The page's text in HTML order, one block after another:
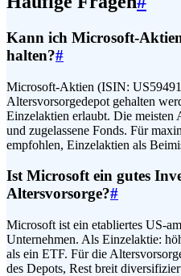
Kann ich Microsoft-
halten?#
Microsoft-Aktien (ISIN:
Altersvorsorgedepot gehalten
Einzelaktien erlaubt. Die meisten
und zugelassene Fonds. Für
empfohlen, Einzelaktien als
Ist Microsoft ein gutes
Altersvorsorge?#
Microsoft ist ein etabliertes US-
Unternehmen. Als Einzelaktie:
als ein ETF. Für die
des Depots, Rest breit